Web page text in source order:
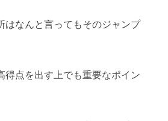
はなんと言ってもそのジャンプ
得点を出す上でも重要なポイン